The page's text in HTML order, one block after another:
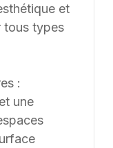
et
tous types
:
une